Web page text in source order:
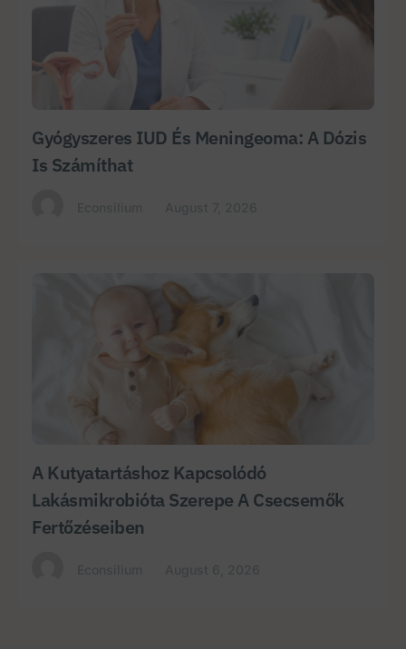
Gyógyszeres IUD És Meningeoma: A Dózis
Is Számíthat
A Kutyatartáshoz Kapcsolódó
Lakásmikrobióta Szerepe A Csecsemők
Fertőzéseiben